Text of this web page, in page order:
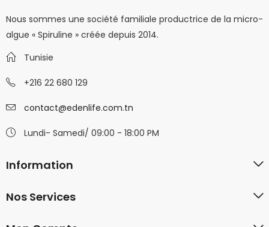
Nous sommes une société familiale productrice de la micro-
algue « Spiruline » créée depuis 2014.
Tunisie
+216 22 680 129
contact@edenlife.com.tn
Lundi- Samedi/ 09:00 - 18:00 PM
Information
Nos Services